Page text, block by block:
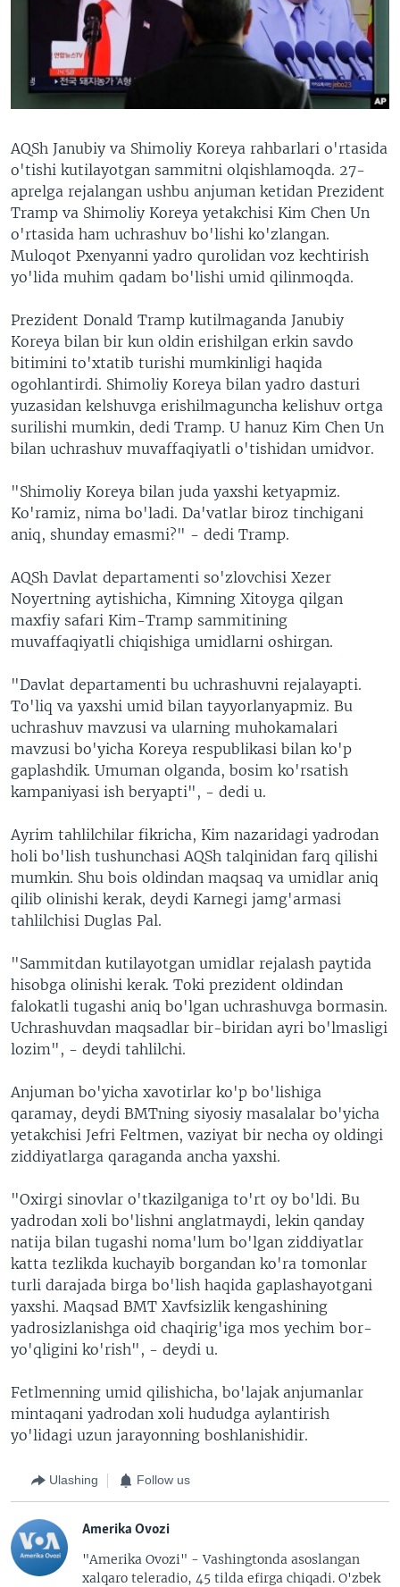
XABARLAR SURATLARDA
ODNOKLASSNIKI
TELEGRAM
TWITTER
SOUNDCLOUD
VOA
AQSh Janubiy va Shimoliy Koreya rahbarlari o'rtasida
o'tishi kutilayotgan sammitni olqishlamoqda. 27-
aprelga rejalangan ushbu anjuman ketidan Prezident
Tramp va Shimoliy Koreya yetakchisi Kim Chen Un
o'rtasida ham uchrashuv bo'lishi ko'zlangan.
Muloqot Pxenyanni yadro qurolidan voz kechtirish
yo'lida muhim qadam bo'lishi umid qilinmoqda.
Prezident Donald Tramp kutilmaganda Janubiy
Koreya bilan bir kun oldin erishilgan erkin savdo
bitimini to'xtatib turishi mumkinligi haqida
ogohlantirdi. Shimoliy Koreya bilan yadro dasturi
yuzasidan kelshuvga erishilmaguncha kelishuv ortga
surilishi mumkin, dedi Tramp. U hanuz Kim Chen Un
bilan uchrashuv muvaffaqiyatli o'tishidan umidvor.
"Shimoliy Koreya bilan juda yaxshi ketyapmiz.
Ko'ramiz, nima bo'ladi. Da'vatlar biroz tinchigani
aniq, shunday emasmi?" - dedi Tramp.
AQSh Davlat departamenti so'zlovchisi Xezer
Noyertning aytishicha, Kimning Xitoyga qilgan
maxfiy safari Kim-Tramp sammitining
muvaffaqiyatli chiqishiga umidlarni oshirgan.
"Davlat departamenti bu uchrashuvni rejalayapti.
To'liq va yaxshi umid bilan tayyorlanyapmiz. Bu
uchrashuv mavzusi va ularning muhokamalari
mavzusi bo'yicha Koreya respublikasi bilan ko'p
gaplashdik. Umuman olganda, bosim ko'rsatish
kampaniyasi ish beryapti", - dedi u.
Ayrim tahlilchilar fikricha, Kim nazaridagi yadrodan
holi bo'lish tushunchasi AQSh talqinidan farq qilishi
mumkin. Shu bois oldindan maqsaq va umidlar aniq
qilib olinishi kerak, deydi Karnegi jamg'armasi
tahlilchisi Duglas Pal.
"Sammitdan kutilayotgan umidlar rejalash paytida
hisobga olinishi kerak. Toki prezident oldindan
falokatli tugashi aniq bo'lgan uchrashuvga bormasin.
Uchrashuvdan maqsadlar bir-biridan ayri bo'lmasligi
lozim", - deydi tahlilchi.
Anjuman bo'yicha xavotirlar ko'p bo'lishiga
qaramay, deydi BMTning siyosiy masalalar bo'yicha
yetakchisi Jefri Feltmen, vaziyat bir necha oy oldingi
ziddiyatlarga qaraganda ancha yaxshi.
"Oxirgi sinovlar o'tkazilganiga to'rt oy bo'ldi. Bu
yadrodan xoli bo'lishni anglatmaydi, lekin qanday
natija bilan tugashi noma'lum bo'lgan ziddiyatlar
katta tezlikda kuchayib borgandan ko'ra tomonlar
turli darajada birga bo'lish haqida gaplashayotgani
yaxshi. Maqsad BMT Xavfsizlik kengashining
yadrosizlanishga oid chaqirig'iga mos yechim bor-
yo'qligini ko'rish", - deydi u.
Fetlmenning umid qilishicha, bo'lajak anjumanlar
mintaqani yadrodan xoli hududga aylantirish
yo'lidagi uzun jarayonning boshlanishidir.
Ulashing Follow us
Amerika Ovozi
"Amerika Ovozi" - Vashingtonda asoslangan
xalqaro teleradio, 45 tilda efirga chiqadi. O'zbek